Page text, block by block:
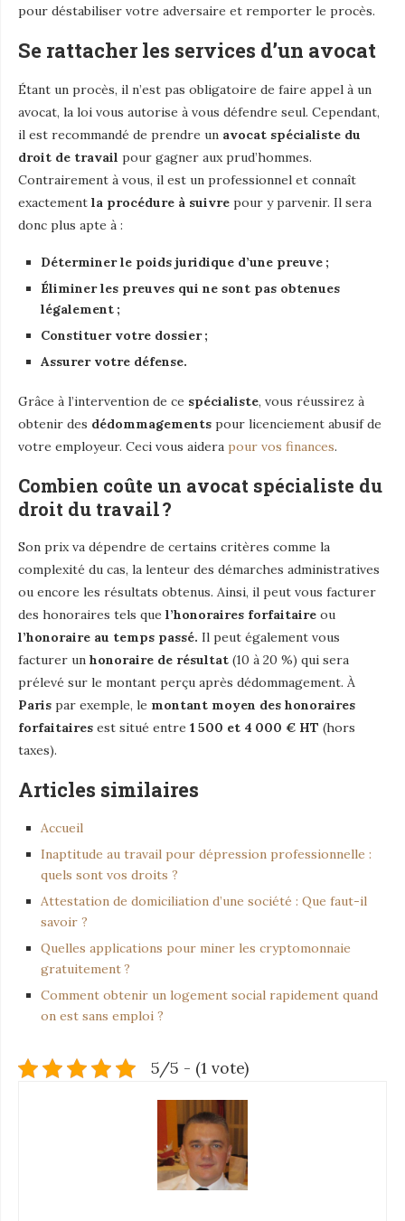
pour déstabiliser votre adversaire et remporter le procès.
Se rattacher les services d’un avocat
Étant un procès, il n’est pas obligatoire de faire appel à un
avocat, la loi vous autorise à vous défendre seul. Cependant,
il est recommandé de prendre un avocat spécialiste du
droit de travail pour gagner aux prud’hommes.
Contrairement à vous, il est un professionnel et connaît
exactement la procédure à suivre pour y parvenir. Il sera
donc plus apte à :
Déterminer le poids juridique d’une preuve ;
Éliminer les preuves qui ne sont pas obtenues
légalement ;
Constituer votre dossier ;
Assurer votre défense.
Grâce à l’intervention de ce spécialiste, vous réussirez à
obtenir des dédommagements pour licenciement abusif de
votre employeur. Ceci vous aidera pour vos finances.
Combien coûte un avocat spécialiste du
droit du travail ?
Son prix va dépendre de certains critères comme la
complexité du cas, la lenteur des démarches administratives
ou encore les résultats obtenus. Ainsi, il peut vous facturer
des honoraires tels que l’honoraires forfaitaire ou
l’honoraire au temps passé. Il peut également vous
facturer un honoraire de résultat (10 à 20 %) qui sera
prélevé sur le montant perçu après dédommagement. À
Paris par exemple, le montant moyen des honoraires
forfaitaires est situé entre 1 500 et 4 000 € HT (hors
taxes).
Articles similaires
Accueil
Inaptitude au travail pour dépression professionnelle :
quels sont vos droits ?
Attestation de domiciliation d’une société : Que faut-il
savoir ?
Quelles applications pour miner les cryptomonnaie
gratuitement ?
Comment obtenir un logement social rapidement quand
on est sans emploi ?
5/5 - (1 vote)